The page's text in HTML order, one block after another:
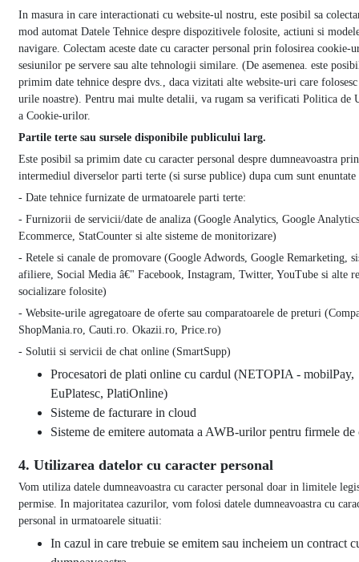
In masura in care interactionati cu website-ul nostru, este posibil sa
mod automat Datele Tehnice despre dispozitivele folosite, actiuni si
navigare. Colectam aceste date cu caracter personal prin folosirea cookie-
sesiunilor pe servere sau alte tehnologii similare. (De asemenea. este
primim date tehnice despre dvs., daca vizitati alte website-uri care
urile noastre). Pentru mai multe detalii, va rugam sa verificati Politica de
a Cookie-urilor.
Partile terte sau sursele disponibile publicului larg.
Este posibil sa primim date cu caracter personal despre dumneavoastra prin
intermediul diverselor parti terte (si surse publice) dupa cum sunt enuntate
- Date tehnice furnizate de urmatoarele parti terte:
- Furnizorii de servicii/date de analiza (Google Analytics, Google Analytics
Ecommerce, StatCounter si alte sisteme de monitorizare)
- Retele si canale de promovare (Google Adwords, Google Remarketing,
afiliere, Social Media â€" Facebook, Instagram, Twitter, YouTube si alte
socializare folosite)
- Website-urile agregatoare de oferte sau comparatoarele de preturi
ShopMania.ro, Cauti.ro. Okazii.ro, Price.ro)
- Solutii si servicii de chat online (SmartSupp)
Procesatori de plati online cu cardul (NETOPIA - mobilPay,
EuPlatesc, PlatiOnline)
Sisteme de facturare in cloud
Sisteme de emitere automata a AWB-urilor pentru firmele de
4. Utilizarea datelor cu caracter personal
Vom utiliza datele dumneavoastra cu caracter personal doar in limitele
permise. In majoritatea cazurilor, vom folosi datele dumneavoastra cu
personal in urmatoarele situatii:
In cazul in care trebuie se emitem sau incheiem un contract